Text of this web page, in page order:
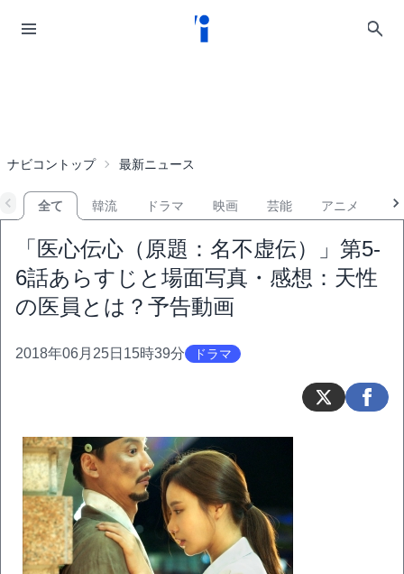
ナビコントップ 最新ニュース
全て 韓流 ドラマ 映画 芸能 アニメ
「医心伝心（原題：名不虚伝）」第5-
6話あらすじと場面写真・感想：天性
の医員とは？予告動画
2018年06月25日15時39分 ドラマ